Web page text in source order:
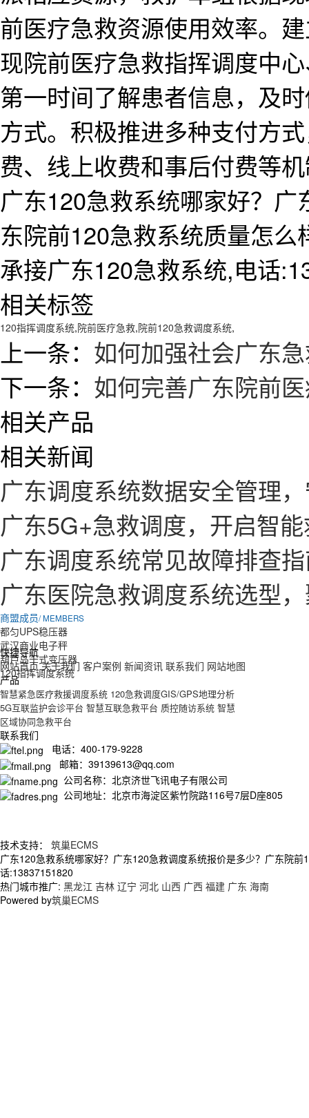
前医疗急救资源使用效率。
现院前医疗急救指挥调度中
第一时间了解患者信息，及
方式。积极推进多种支付方
费、线上收费和事后付费等
广东120急救系统哪家好？
东院前120急救系统质量怎
承接广东120急救系统,电话
相关标签
120指挥调度系统,院前医疗急救,院前120急救调度系统,
上一条： 如何加强社会广东
下一条： 如何完善广东院前
相关产品
相关新闻
广东调度系统数据安全管理
广东5G+急救调度，开启智
广东调度系统常见故障排查
广东医院急救调度系统选型
商盟成员/ MEMBERS
都匀UPS稳压器
武汉商业电子秤
葫芦岛干式变压器
120指挥调度系统
快捷导航
网站首页 关于我们 客户案例 新闻资讯 联系我们 网站地图
产品
智慧紧急医疗救援调度系统 120急救调度GIS/GPS地理分析
5G互联监护会诊平台 智慧互联急救平台 质控随访系统 智慧
区域协同急救平台
联系我们
电话：400-179-9228
邮箱：39139613@qq.com
公司名称：北京济世飞讯电子有限公司
公司地址：北京市海淀区紫竹院路116号7层D座805
技术支持： 筑巢ECMS
广东120急救系统哪家好？广东120急救调度系统报价是多少？广东院
话:13837151820
热门城市推广: 黑龙江 吉林 辽宁 河北 山西 广西 福建 广东 海南
Powered by筑巢ECMS